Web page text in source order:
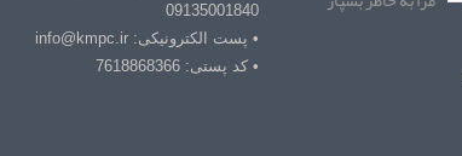
09135001840
• پست الکترونیکی: info@kmpc.ir
• کد پستی: 7618868366